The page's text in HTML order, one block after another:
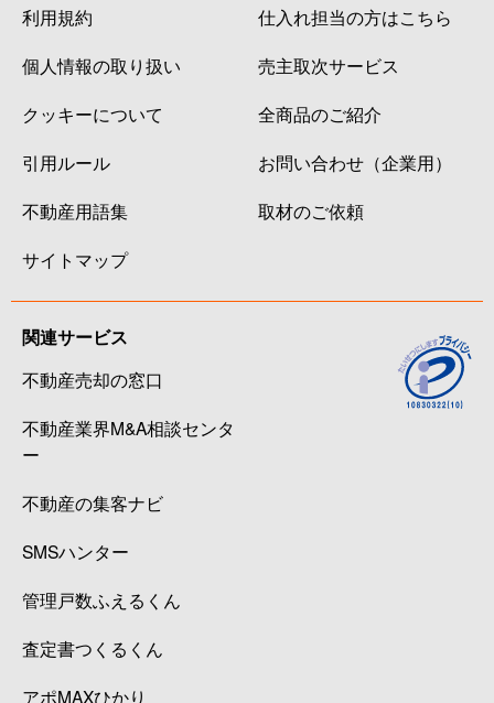
利用規約
個人情報の取り扱い
クッキーについて
引用ルール
不動産用語集
サイトマップ
仕入れ担当の方はこちら
売主取次サービス
全商品のご紹介
お問い合わせ（企業用）
取材のご依頼
関連サービス
不動産売却の窓口
不動産業界M&A相談センタ
ー
不動産の集客ナビ
SMSハンター
管理戸数ふえるくん
査定書つくるくん
アポMAXひかり